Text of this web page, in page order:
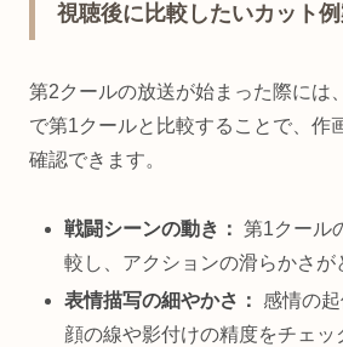
視聴後に比較したいカット
第2クールの放送が始まった際には
で第1クールと比較することで、作
確認できます。
戦闘シーンの動き： 第1クール
較し、アクションの滑らかさが
表情描写の細やかさ：
感情の起
顔の線や影付けの精度をチェッ